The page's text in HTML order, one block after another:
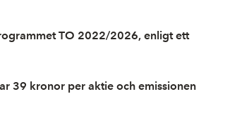
TO 2022/2026, enligt ett
39 kronor per aktie och emissionen